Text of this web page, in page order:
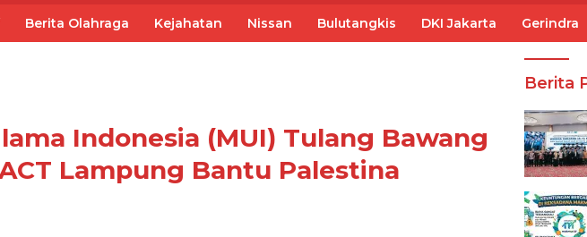
Berita Olahraga Kejahatan Nissan Bulutangkis DKI Jakarta Gerindra
Indonesia (MUI) Tulang Bawang
Lampung Bantu Palestina
Berita